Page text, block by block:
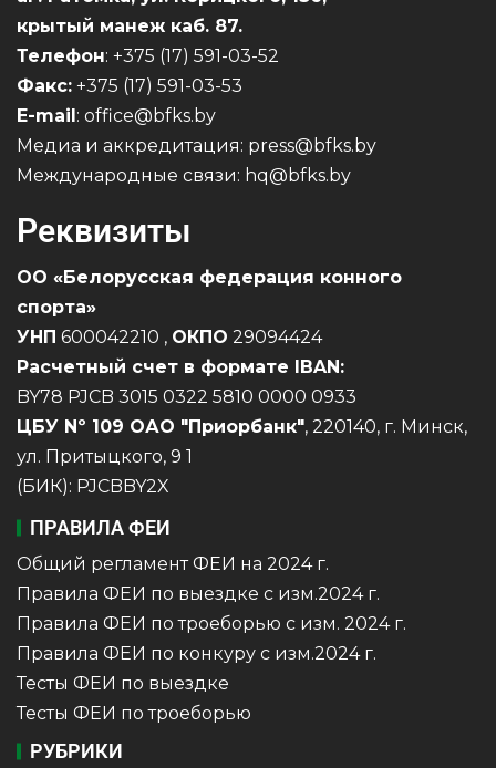
крытый манеж каб. 87.
Телефон: +375 (17) 591-03-52
Факс: +375 (17) 591-03-53
E-mail: office@bfks.by
Медиа и аккредитация: press@bfks.by
Международные связи: hq@bfks.by
Реквизиты
ОО «Белорусская федерация конного
спорта»
УНП 600042210 , ОКПО 29094424
Расчетный счет в формате IBAN:
BY78 PJCB 3015 0322 5810 0000 0933
ЦБУ Nº 109 ОАО "Приорбанк", 220140, г. Минск,
ул. Притыцкого, 9 1
(БИК): PJCBBY2X
ПРАВИЛА ФЕИ
Общий регламент ФЕИ на 2024 г.
Правила ФЕИ по выездке с изм.2024 г.
Правила ФЕИ по троеборью с изм. 2024 г.
Правила ФЕИ по конкуру с изм.2024 г.
Тесты ФЕИ по выездке
Тесты ФЕИ по троеборью
РУБРИКИ